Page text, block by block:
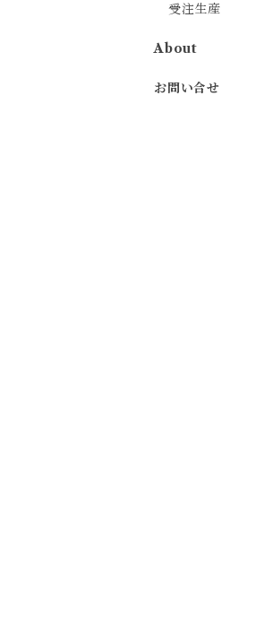
受注生産
About
お問い合せ